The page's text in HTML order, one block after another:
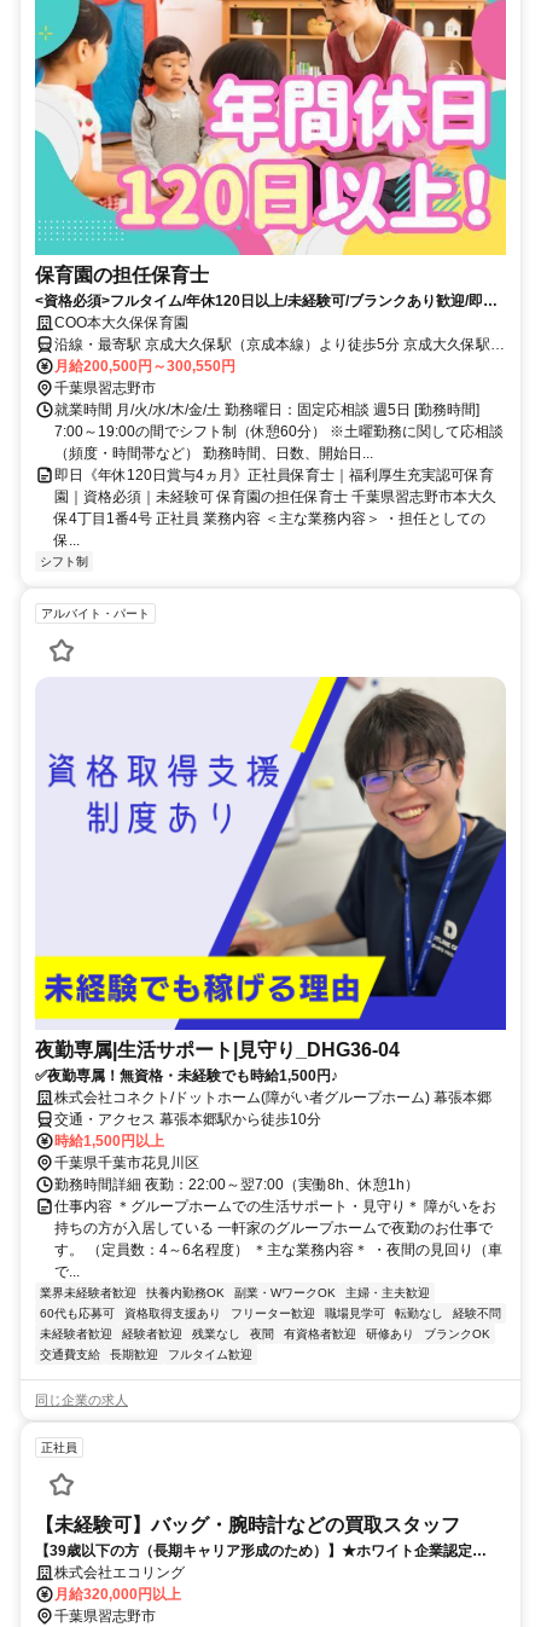
保育園の担任保育士
<資格必須>フルタイム/年休120日以上/未経験可/ブランクあり歓迎/即日
OK/勤務開始日相談OK/駅徒歩5分以内/賞与4ヶ月以上/社会保険完備/家賃
補助・住宅手当
COO本大久保保育園
沿線・最寄駅 京成大久保駅（京成本線）より徒歩5分 京成大久保駅
（京成本線）より徒歩5分 京成幕張本郷駅（京成千葉線）より徒歩19
分
月給200,500円～300,550円
千葉県習志野市
就業時間 月/火/水/木/金/土 勤務曜日：固定応相談 週5日 [勤務時間]
7:00～19:00の間でシフト制（休憩60分） ※土曜勤務に関して応相談
（頻度・時間帯など） 勤務時間、日数、開始日...
即日《年休120日賞与4ヵ月》正社員保育士｜福利厚生充実認可保育
園｜資格必須｜未経験可 保育園の担任保育士 千葉県習志野市本大久
保4丁目1番4号 正社員 業務内容 ＜主な業務内容＞ ・担任としての
保...
シフト制
アルバイト・パート
夜勤専属|生活サポート|見守り_DHG36-04
✅夜勤専属！無資格・未経験でも時給1,500円♪
株式会社コネクト/ドットホーム(障がい者グループホーム) 幕張本郷
交通・アクセス 幕張本郷駅から徒歩10分
時給1,500円以上
千葉県千葉市花見川区
勤務時間詳細 夜勤：22:00～翌7:00（実働8h、休憩1h）
仕事内容 ＊グループホームでの生活サポート・見守り＊ 障がいをお
持ちの方が入居している 一軒家のグループホームで夜勤のお仕事で
す。 （定員数：4～6名程度） ＊主な業務内容＊ ・夜間の見回り（車
で...
業界未経験者歓迎 扶養内勤務OK 副業・WワークOK
主婦・主夫歓迎
60代も応募可
資格取得支援あり フリーター歓迎 職場見学可 転勤なし
経験不問
未経験者歓迎
経験者歓迎 残業なし 夜間 有資格者歓迎 研修あり
ブランクOK
交通費支給
長期歓迎 フルタイム歓迎
同じ企業の求人
正社員
【未経験可】バッグ・腕時計などの買取スタッフ
【39歳以下の方（長期キャリア形成のため）】★ホワイト企業認定
★【カウンターセールス（査定・買取）】※残業月10h以下／未経験で
も年収460万円スタート／賞与2回（平均支給額180万円！）〜創業15年
で年商100億突破した急成長企業〜
株式会社エコリング
月給320,000円以上
千葉県習志野市